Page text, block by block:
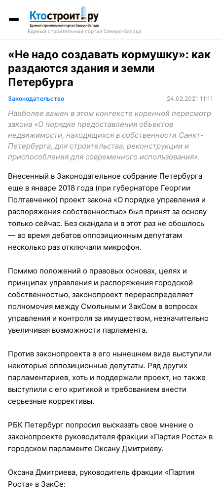
Единый строительный портал Северо-Запада
«Не надо создавать кормушку»: как
раздаются здания и земли
Петербурга
Законодательство 24.02.2021 11:11
Наиболее важен в этом контексте коренной пересмотр
закона «О порядке предоставления объектов
недвижимости, находящихся в собственности Санкт-
Петербурга, для строительства, реконструкции и
приспособления для современного использования».
Внесенный в Законодательное собрание Петербурга
еще в январе 2018 года (при губернаторе Георгии
Полтавченко) проект закона «О порядке управления и
распоряжения собственностью» был принят за основу
только сейчас. Без скандала и в этот раз не обошлось
— во время дебатов оппозиционным депутатам
несколько раз отключали микрофон.
Помимо положений о правовых основах, целях и
принципах управления и распоряжения городской
собственностью, законопроект перераспределяет
полномочия между Смольным и ЗакСом в вопросах
управления и контроля за имуществом, незначительно
увеличивая возможности парламента.
Против законопроекта в его нынешнем виде выступили
некоторые оппозиционные депутаты. Ряд других
парламентариев, хоть и поддержали проект, но также
выступили с его критикой и требованием внести
серьезные коррективы.
РБК Петербург попросил высказать свое мнение о
законопроекте руководителя фракции «Партия Роста» в
городском парламенте Оксану Дмитриеву.
Оксана Дмитриева, руководитель фракции «Партия
Роста» в ЗакСе: